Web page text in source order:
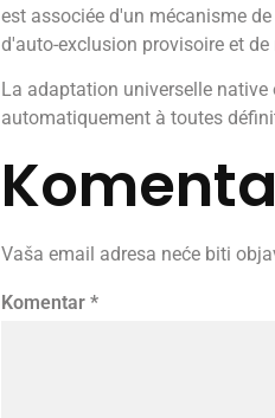
est associée d'un mécanisme
d'auto-exclusion provisoire et
La adaptation universelle
automatiquement à toutes
Vaša email adresa neće biti
Komentar *